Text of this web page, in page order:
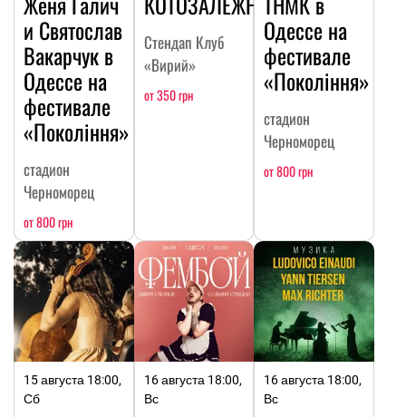
и Святослав
Вакарчук в
Одессе на
фестивале
«Покоління»
стадион
Черноморец
от 800 грн
Стендап Клуб
«Вирий»
от 350 грн
Одессе на
фестивале
«Покоління»
стадион
Черноморец
от 800 грн
15 августа 18:00,
Сб
16 августа 18:00,
Вс
16 августа 18:00,
Вс